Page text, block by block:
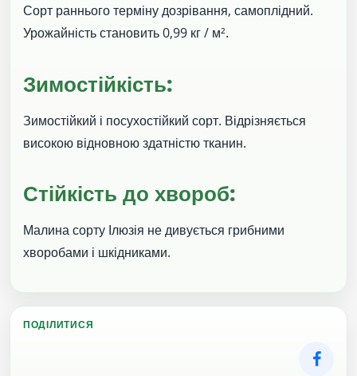
Сорт раннього терміну дозрівання, самоплідний.
Урожайність становить 0,99 кг / м².
Зимостійкість:
Зимостійкий і посухостійкий сорт. Відрізняється
високою відновною здатністю тканин.
Стійкість до хвороб:
Малина сорту Ілюзія не дивується грибними
хворобами і шкідниками.
ПОДІЛИТИСЯ